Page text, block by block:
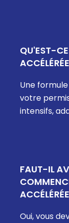
QU'EST-
Une
votre
intensifs,
FAUT-IL
Oui, vous